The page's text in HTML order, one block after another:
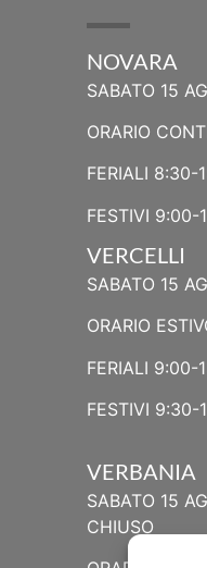
NOVARA
SABATO 15
ORARIO
FERIALI 8:30-
FESTIVI 9:00-
VERCELLI
SABATO 15
ORARIO
FERIALI 9:00-
FESTIVI
VERBANIA
SABATO 15
CHIUSO